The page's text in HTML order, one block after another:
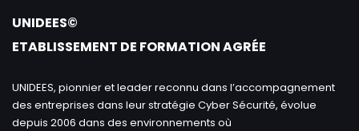
UNIDEES©
ETABLISSEMENT DE FORMATION AGRÉE
UNIDEES, pionnier et leader reconnu dans l’accompagnement
des entreprises dans leur stratégie Cyber Sécurité, évolue
depuis 2006 dans des environnements où